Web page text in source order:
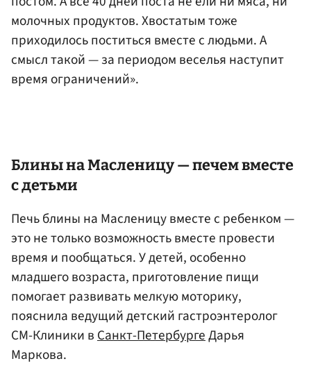
молочных продуктов. Хвостатым тоже
приходилось поститься вместе с людьми. А
смысл такой — за периодом веселья наступит
время ограничений».
Блины на Масленицу — печем вместе
с детьми
Печь блины на Масленицу вместе с ребенком —
это не только возможность вместе провести
время и пообщаться. У детей, особенно
младшего возраста, приготовление пищи
помогает развивать мелкую моторику,
пояснила ведущий детский гастроэнтеролог
СМ-Клиники вСанкт-ПетербургеДарья
Маркова.